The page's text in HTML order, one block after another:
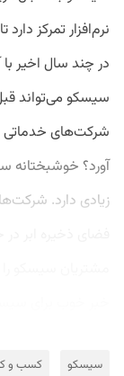
نرم‌افزار تمرکز
در چند سال اخیر
سیسکو می‌تواند
شرکت‌های خدماتی
آورد؟ خوشبختانه
سیسکو کسب و